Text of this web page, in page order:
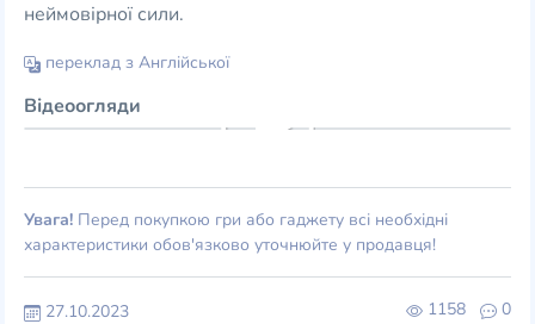
неймовірної сили.
переклад з Англійської
Відеоогляди
Увага! Перед покупкою гри або гаджету всі необхідні
характеристики обов'язково уточнюйте у продавця!
1158 0
27.10.2023